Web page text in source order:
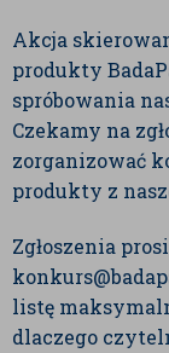
Akcja
produkty
spróbowania
Czekamy na
zorganizować
produkty z
Zgłoszenia
listę
dlaczego